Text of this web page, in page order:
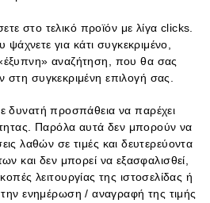
στο τελικό προϊόν με λίγα clicks.
για κάτι συγκεκριμένο,
αναζήτηση, που θα σας
στη συγκεκριμένη επιλογή σας.
δυνατή προσπάθεια να παρέχει
Παρόλα αυτά δεν μπορούν να
λαθών σε τιμές και δευτερεύοντα
και δεν μπορεί να εξασφαλισθεί,
λειτουργίας της ιστοσελίδας ή
ενημέρωση / αναγραφή της τιμής